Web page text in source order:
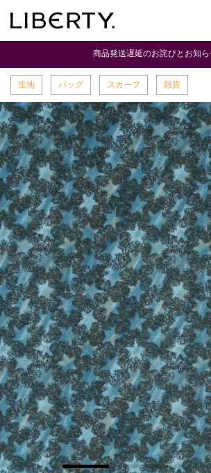
商品発送遅延のお詫びとお知
生地 バッグ スカーフ 雑貨